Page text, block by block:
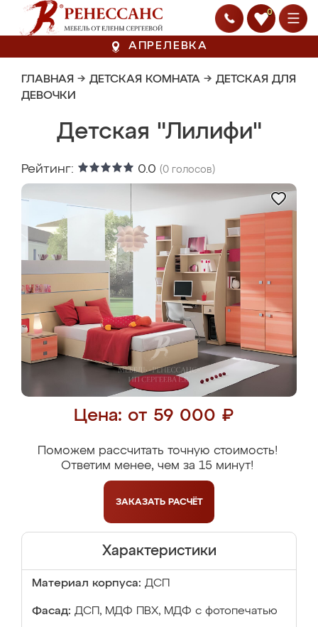
0
АПРЕЛЕВКА
ГЛАВНАЯ → ДЕТСКАЯ КОМНАТА → ДЕТСКАЯ ДЛЯ
ДЕВОЧКИ
Детская "Лилифи"
Рейтинг: 0.0 (0 голосов)
Цена: от 59 000 ₽
Поможем рассчитать точную стоимость!
Ответим менее, чем за 15 минут!
ЗАКАЗАТЬ РАСЧЁТ
Характеристики
Материал корпуса: ДСП
Фасад: ДСП, МДФ ПВХ, МДФ с фотопечатью